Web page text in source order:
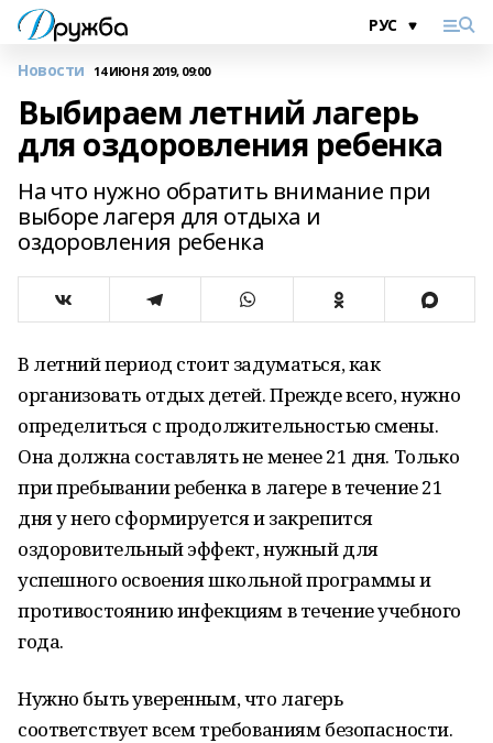
Новости 14 ИЮНЯ 2019, 09:00
Выбираем летний лагерь
для оздоровления ребенка
На что нужно обратить внимание при
выборе лагеря для отдыха и
оздоровления ребенка
В летний период стоит задуматься, как
организовать отдых детей. Прежде всего, нужно
определиться с продолжительностью смены.
Она должна составлять не менее 21 дня. Только
при пребывании ребенка в лагере в течение 21
дня у него сформируется и закрепится
оздоровительный эффект, нужный для
успешного освоения школьной программы и
противостоянию инфекциям в течение учебного
года.
Нужно быть уверенным, что лагерь
соответствует всем требованиям безопасности.